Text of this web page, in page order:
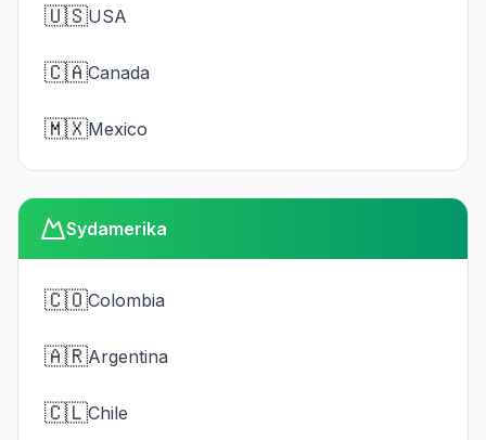
🇺🇸USA
🇨🇦Canada
🇲🇽Mexico
Sydamerika
🇨🇴Colombia
🇦🇷Argentina
🇨🇱Chile